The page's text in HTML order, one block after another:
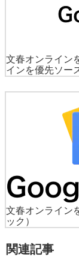
文春オンライン
インを優先ソー
文春オンライン
ック）
関連記事